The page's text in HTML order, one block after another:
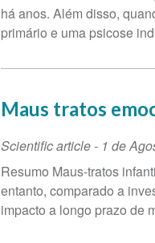
há anos. Além disso,
primário e uma psicose
Maus tratos
Scientific article - 1 de
Resumo Maus-tratos
entanto, comparado a
impacto a longo prazo de